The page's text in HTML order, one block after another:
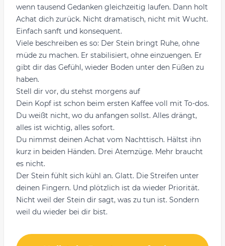
wenn tausend Gedanken gleichzeitig laufen. Dann holt
Achat dich zurück. Nicht dramatisch, nicht mit Wucht.
Einfach sanft und konsequent.
Viele beschreiben es so: Der Stein bringt Ruhe, ohne
müde zu machen. Er stabilisiert, ohne einzuengen. Er
gibt dir das Gefühl, wieder Boden unter den Füßen zu
haben.
Stell dir vor, du stehst morgens auf
Dein Kopf ist schon beim ersten Kaffee voll mit To-dos.
Du weißt nicht, wo du anfangen sollst. Alles drängt,
alles ist wichtig, alles sofort.
Du nimmst deinen Achat vom Nachttisch. Hältst ihn
kurz in beiden Händen. Drei Atemzüge. Mehr braucht
es nicht.
Der Stein fühlt sich kühl an. Glatt. Die Streifen unter
deinen Fingern. Und plötzlich ist da wieder Priorität.
Nicht weil der Stein dir sagt, was zu tun ist. Sondern
weil du wieder bei dir bist.